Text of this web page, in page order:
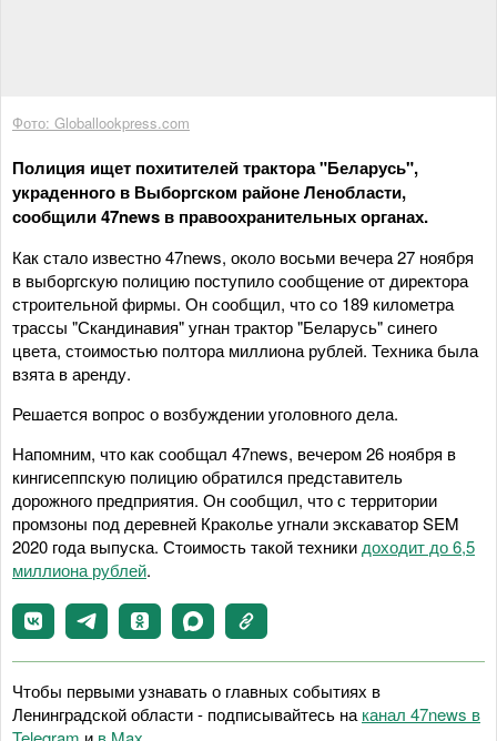
Фото: Globallookpress.com
Полиция ищет похитителей трактора "Беларусь",
украденного в Выборгском районе Ленобласти,
сообщили 47news в правоохранительных органах.
Как стало известно 47news, около восьми вечера 27 ноября
в выборгскую полицию поступило сообщение от директора
строительной фирмы. Он сообщил, что со 189 километра
трассы "Скандинавия" угнан трактор "Беларусь" синего
цвета, стоимостью полтора миллиона рублей. Техника была
взята в аренду.
Решается вопрос о возбуждении уголовного дела.
Напомним, что как сообщал 47news, вечером 26 ноября в
кингисеппскую полицию обратился представитель
дорожного предприятия. Он сообщил, что с территории
промзоны под деревней Краколье угнали экскаватор SEM
2020 года выпуска. Стоимость такой техники доходит до 6,5
миллиона рублей.
Чтобы первыми узнавать о главных событиях в
Ленинградской области - подписывайтесь на канал 47news в